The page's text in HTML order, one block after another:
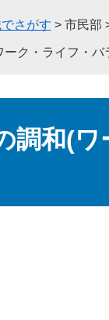
さがす > 市民部
ク・ライフ・バ
調和(